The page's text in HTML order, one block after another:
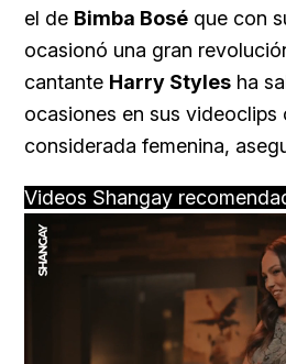
el de Bimba Bosé que con
ocasionó una gran
cantante Harry Styles ha
ocasiones en sus videoclips
considerada femenina,
Videos Shangay